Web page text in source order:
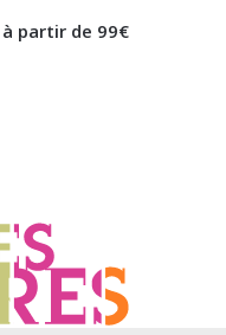
partir de 99€